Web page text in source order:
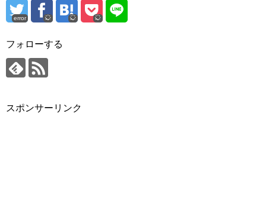
error
フォローする
スポンサーリンク